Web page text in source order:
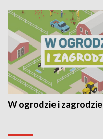
W ogrodzie i zagrodzie